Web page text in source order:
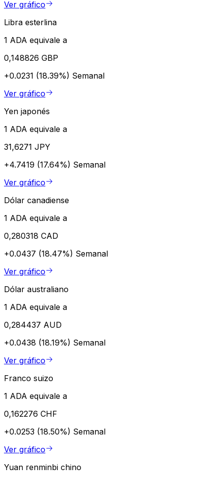
Ver gráfico
Libra esterlina
1 ADA equivale a
0,148826 GBP
+0.0231 (18.39%) Semanal
Ver gráfico
Yen japonés
1 ADA equivale a
31,6271 JPY
+4.7419 (17.64%) Semanal
Ver gráfico
Dólar canadiense
1 ADA equivale a
0,280318 CAD
+0.0437 (18.47%) Semanal
Ver gráfico
Dólar australiano
1 ADA equivale a
0,284437 AUD
+0.0438 (18.19%) Semanal
Ver gráfico
Franco suizo
1 ADA equivale a
0,162276 CHF
+0.0253 (18.50%) Semanal
Ver gráfico
Yuan renminbi chino